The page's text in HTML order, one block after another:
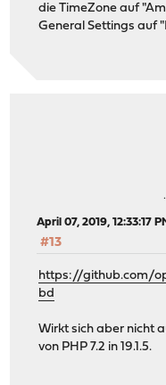
die TimeZone auf
General Settings auf
April 07, 2019, 12:33:17
#13
https://github.com/
bd
Wirkt sich aber nicht
von PHP 7.2 in 19.1.5.